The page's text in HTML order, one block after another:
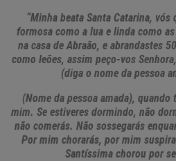
“Minha beata Santa Catarina,
formosa como a lua e linda como
na casa de Abraão, e abrandastes
como leões, assim peço-vos
(diga o nome da pessoa
(Nome da pessoa amada),
mim. Se estiveres dormindo, não
não comerás. Não sossegarás
Por mim chorarás, por mim
Santíssima chorou por